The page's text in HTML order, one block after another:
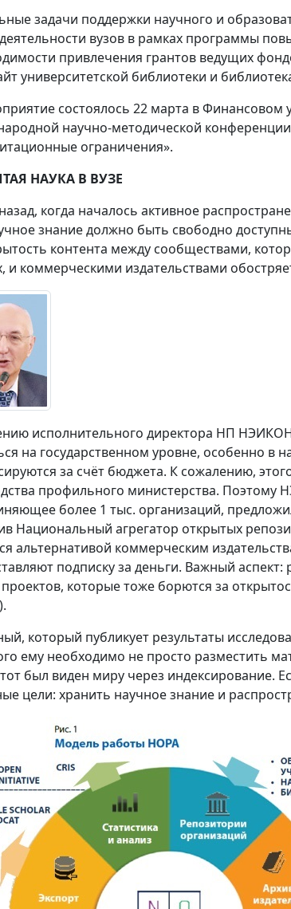
задачи поддержки научного и
вузов в рамках программы
привлечения грантов ведущих
университетской библиотеки и
состоялось 22 марта в Финансовом
научно-методической
ограничения».
НАУКА В ВУЗЕ
когда началось активное
знание должно быть свободно
контента между сообществами,
и коммерческими издательствами
исполнительного директора НП
на государственном уровне, особенно в
за счёт бюджета. К сожалению,
профильного министерства. Поэтому
более 1 тыс. организаций,
Национальный агрегатор открытых
альтернативой коммерческим
подписку за деньги. Важный
проектов, которые тоже борются за
который публикует результаты
ему необходимо не просто разместить
был виден миру через индексирование.
цели: хранить научное знание и